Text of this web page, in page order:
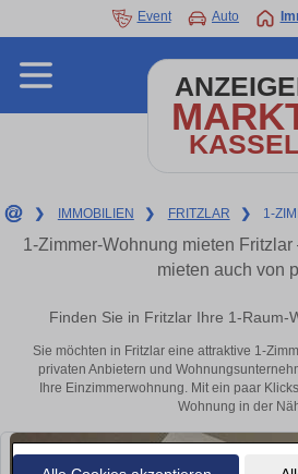
Event Auto
❯ IMMOBILIEN ❯ FRITZLAR ❯ 1-
1-Zimmer-Wohnung mieten
mieten auch von
Finden Sie in Fritzlar Ihre 1-Raum-
Sie möchten in Fritzlar eine attraktive 1-
privaten Anbietern und
Ihre Einzimmerwohnung. Mit ein paar
Wohnung in der